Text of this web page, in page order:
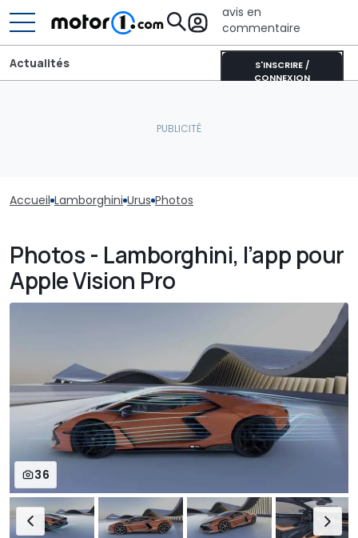
avis en
commentaire
S'INSCRIRE /
CONNEXION
Actualités
Accueil Lamborghini Urus Photos
Photos - Lamborghini, l’app pour
Apple Vision Pro
36